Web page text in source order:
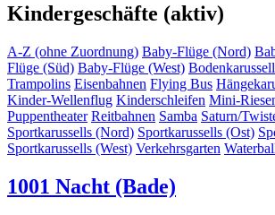
Kindergeschäfte (aktiv)
A-Z (ohne Zuordnung) Baby-Flüge (Nord)
Flüge (Süd) Baby-Flüge (West)
Trampolins Eisenbahnen Flying Bus
Kinder-Wellenflug Kinderschleifen Mini-
Puppentheater Reitbahnen Samba Saturn/
Sportkarussells (Nord) Sportkarussells (Ost)
Sportkarussells (West) Verkehrsgarten
1001 Nacht (Bade)